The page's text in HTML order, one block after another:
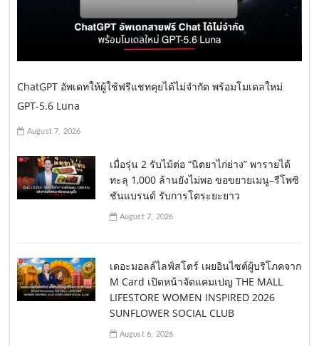
ChatGPT อัพเดทให้ผู้ใช้ฟรีแชทคุยได้ไม่จำกัด พร้อมโมเดลใหม่
GPT-5.6 Luna
August 7, 2026
เมื่อรุ่น 2 รับไม้ต่อ “นิตยาไก่ย่าง” พารายได้
ทะลุ 1,000 ล้านยังไม่พอ ขอขยายเมนู–รีโพซิ
ชันแบรนด์ รับการโตระยะยาว
August 7, 2026
เดอะมอลล์ไลฟ์สโตร์ เผยอินไซต์ผู้บริโภคจาก
M Card เปิดหน้าจัดแคมเปญ THE MALL
LIFESTORE WOMEN INSPIRED 2026
SUNFLOWER SOCIAL CLUB
August 6, 2026